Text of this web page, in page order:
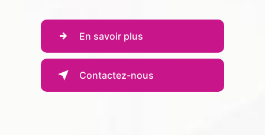
En savoir plus
Contactez-nous